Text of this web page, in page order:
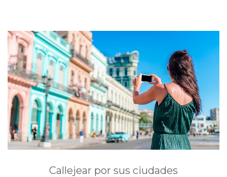
Callejear por sus ciudades